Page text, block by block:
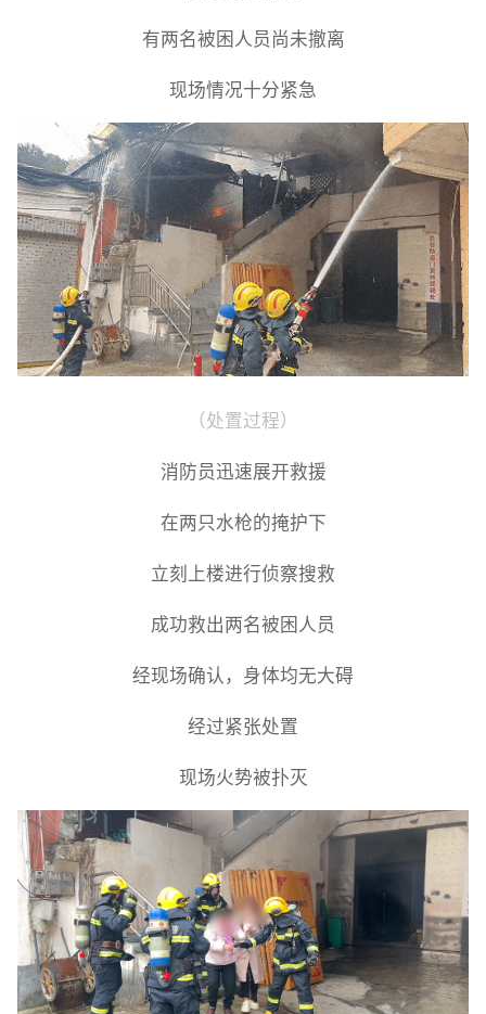
有两名被困人员尚未撤离
现场情况十分紧急
（处置过程）
消防员迅速展开救援
在两只水枪的掩护下
立刻上楼进行侦察搜救
成功救出两名被困人员
经现场确认，身体均无大碍
经过紧张处置
现场火势被扑灭